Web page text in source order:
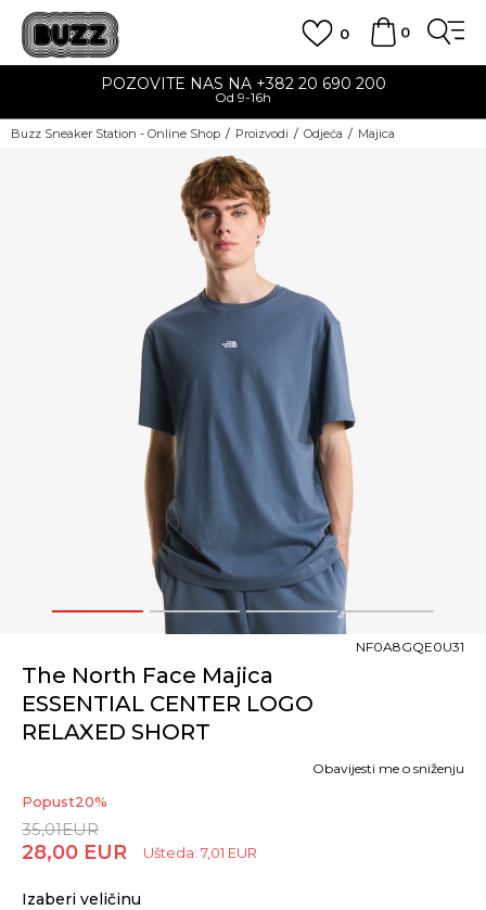
0
0
POZOVITE NAS NA +382 20 690 200
Od 9-16h
Buzz Sneaker Station - Online Shop Proizvodi Odjeća Majica
1 2 3 4
The North Face Majica
ESSENTIAL CENTER LOGO
RELAXED SHORT
NF0A8GQE0U31
Popust20%
35,01EUR
28,00 EUR Ušteda: 7,01 EUR
Obavijesti me o sniženju
Izaberi veličinu